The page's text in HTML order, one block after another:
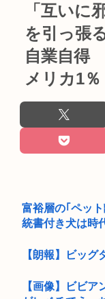
「互いに
を引っ張
自業自得
メリカ1％
富裕層の｢ペッ
統書付き犬は時
【朗報】ビッ
【画像】ビビア